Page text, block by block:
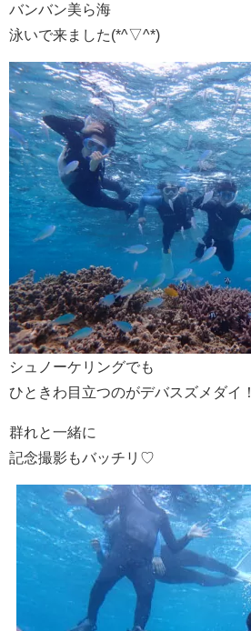
バンバン美ら海
泳いで来ました(*^▽^*)
シュノーケリングでも
ひときわ目立つのがデバスズメダイ！
群れと一緒に
記念撮影もバッチリ♡